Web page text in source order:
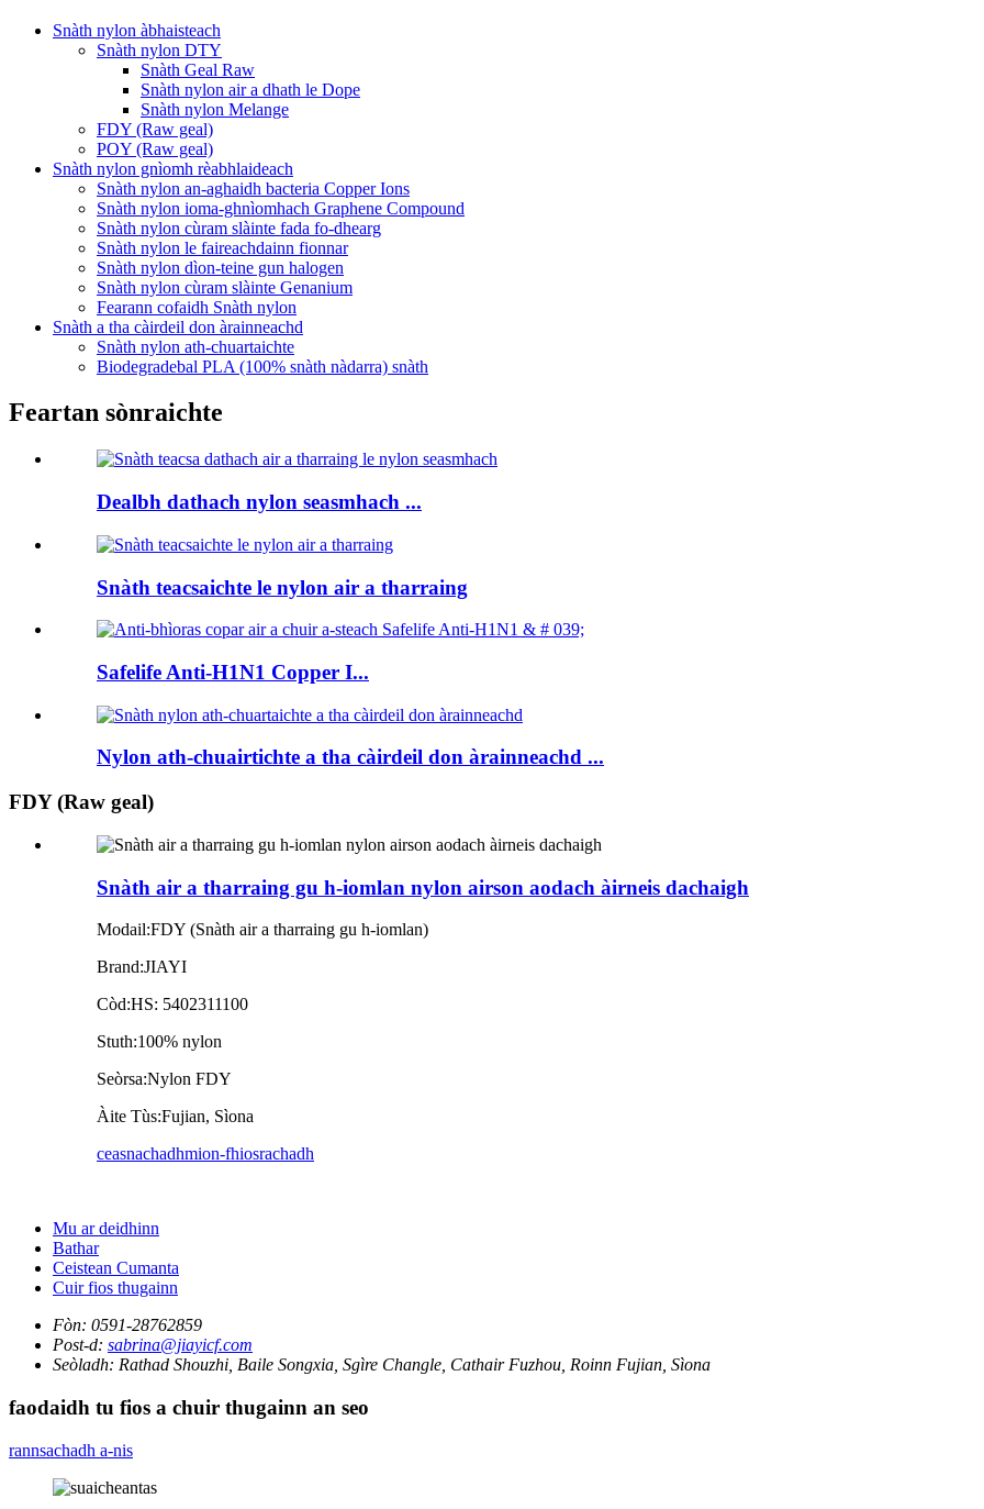
Snàth nylon àbhaisteach
Snàth nylon DTY
Snàth Geal Raw
Snàth nylon air a dhath le Dope
Snàth nylon Melange
FDY (Raw geal)
POY (Raw geal)
Snàth nylon gnìomh rèabhlaideach
Snàth nylon an-aghaidh bacteria Copper Ions
Snàth nylon ioma-ghnìomhach Graphene Compound
Snàth nylon cùram slàinte fada fo-dhearg
Snàth nylon le faireachdainn fionnar
Snàth nylon dìon-teine ​​​​gun halogen
Snàth nylon cùram slàinte Genanium
Fearann ​​​​cofaidh Snàth nylon
Snàth a tha càirdeil don àrainneachd
Snàth nylon ath-chuartaichte
Biodegradebal PLA (100% snàth nàdarra) snàth
Feartan sònraichte
Dealbh dathach nylon seasmhach ...
Snàth teacsaichte le nylon air a tharraing
Safelife Anti-H1N1 Copper I...
Nylon ath-chuairtichte a tha càirdeil don àrainneachd ...
FDY (Raw geal)
Snàth air a tharraing gu h-iomlan nylon airson aodach àirneis dachaigh
Modail:FDY (Snàth air a tharraing gu h-iomlan)
Brand:JIAYI
Còd:HS: 5402311100
Stuth:100% nylon
Seòrsa:Nylon FDY
Àite Tùs:Fujian, Sìona
ceasnachadhmion-fhiosrachadh
Mu ar deidhinn
Bathar
Ceistean Cumanta
Cuir fios thugainn
Fòn: 0591-28762859
Post-d: sabrina@jiayicf.com
Seòladh: Rathad Shouzhi, Baile Songxia, Sgìre Changle, Cathair Fuzhou, Roinn Fujian, Sìona
faodaidh tu fios a chuir thugainn an seo
rannsachadh a-nis